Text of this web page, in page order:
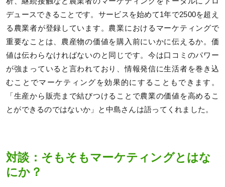
デュースできることです。サービスを始めて1年で2500を超え
る農業者が登録しています。農業におけるマーケティングで
重要なことは、農産物の価値を購入前にいかに伝えるか。価
値は伝わらなければないのと同じです。今は口コミのパワー
が強まっていると言われており、情報発信に生活者を巻き込
むことでマーケティングを効果的にすることもできます。
「生産から販売まで結びつけることで農業の価値を高めるこ
とができるのではないか」と中島さんは語ってくれました。
対談：そもそもマーケティングとはな
にか？